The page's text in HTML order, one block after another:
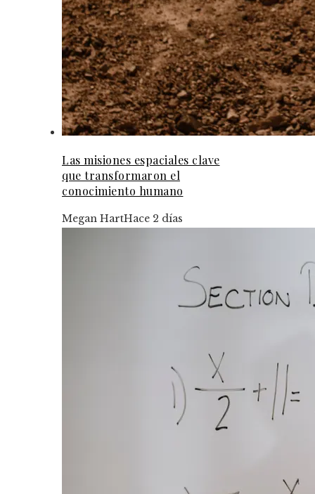
Las misiones espaciales clave
que transformaron el
conocimiento humano
Megan HartHace 2 días